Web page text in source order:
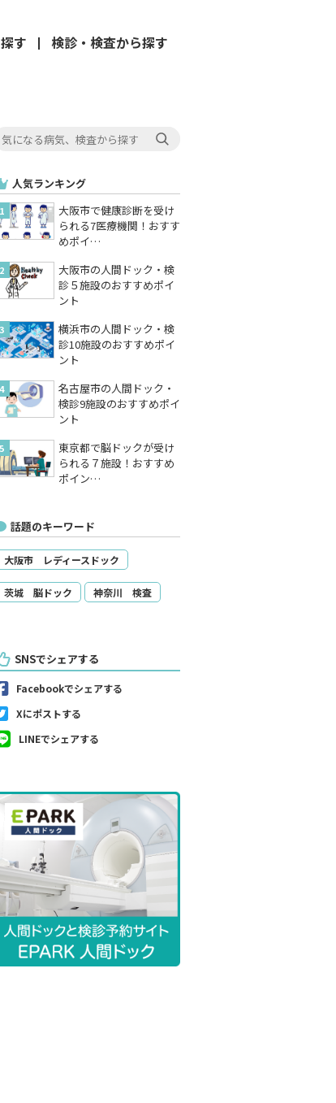
探す 検診・検査から探す
人気ランキング
大阪市で健康診断を受け
られる7医療機関！おすす
めポイ…
大阪市の人間ドック・検
診５施設のおすすめポイ
ント
横浜市の人間ドック・検
診10施設のおすすめポイ
ント
名古屋市の人間ドック・
検診9施設のおすすめポイ
ント
東京都で脳ドックが受け
られる７施設！おすすめ
ポイン…
話題のキーワード
大阪市 レディースドック
茨城 脳ドック 神奈川 検査
SNSでシェアする
Facebookでシェアする
Xにポストする
LINEでシェアする